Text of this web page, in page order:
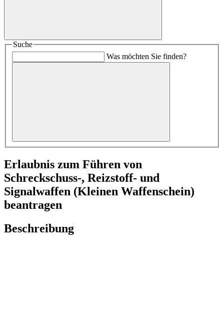
Suche
Was möchten Sie finden?
Erlaubnis zum Führen von
Schreckschuss-, Reizstoff- und
Signalwaffen (Kleinen Waffenschein)
beantragen
Beschreibung